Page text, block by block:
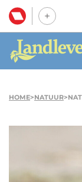
HOME>NATUUR>